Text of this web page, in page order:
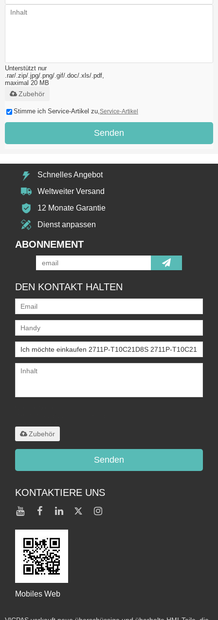
Unterstützt nur
.rar/.zip/.jpg/.png/.gif/.doc/.xls/.pdf,
maximal 20 MB
Zubehör
Stimme ich Service-Artikel zu,Service-Artikel
Senden
Schnelles Angebot
Weltweiter Versand
12 Monate Garantie
Dienst anpassen
ABONNEMENT
DEN KONTAKT HALTEN
Zubehör
Senden
KONTAKTIERE UNS
Mobiles Web